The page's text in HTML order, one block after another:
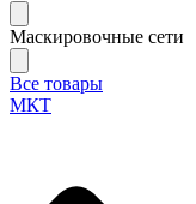
Маскировочные сети
Все товары
МКТ